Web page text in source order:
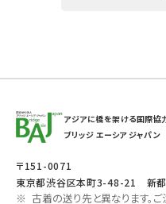
アジアに橋を架ける国際協
ブリッジ エーシア ジャパン
〒151-0071
東京都渋谷区本町3-48-21 新都
古着の送り先と異なります。ご